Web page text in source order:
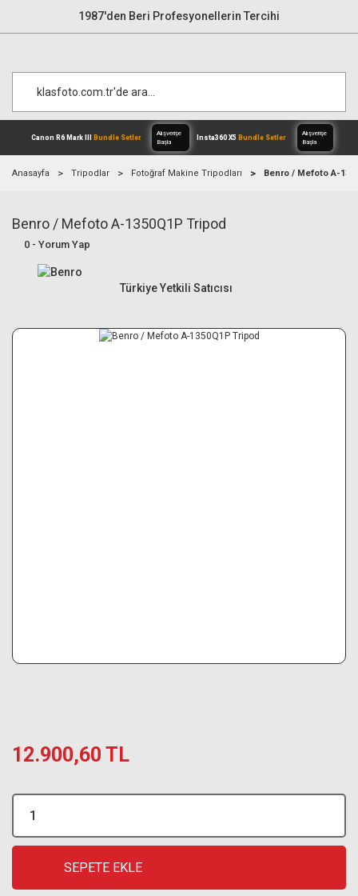
1987'den Beri Profesyonellerin Tercihi
Canon R6 Mark IIIBundle Setler
Anasayfa Tripodlar Fotoğraf Makine Tripodları Benro / Mefoto A-
Benro / Mefoto A-1350Q1P Tripod
0 - Yorum Yap
Türkiye Yetkili Satıcısı
12.900,60 TL
SEPETE EKLE